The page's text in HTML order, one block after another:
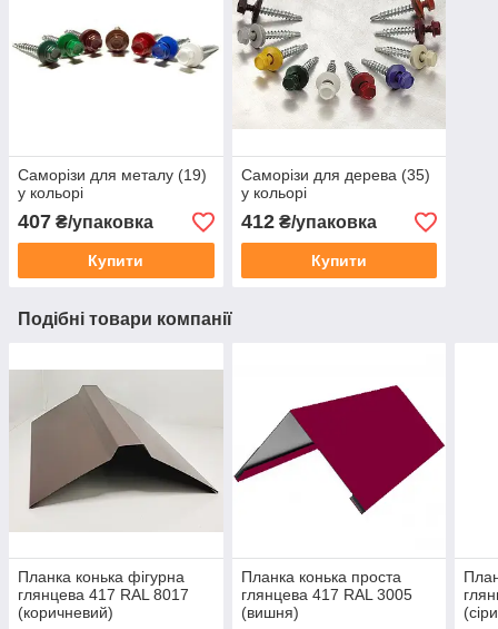
Саморізи для металу (19)
у кольорі
407 ₴/упаковка
Купити
Саморізи для дерева (35)
у кольорі
412₴/упаковка
Купити
Подібні товари компанії
Планка конька фігурна
глянцева 417 RAL 8017
(коричневий)
Планка конька проста
глянцева 417 RAL 3005
(вишня)